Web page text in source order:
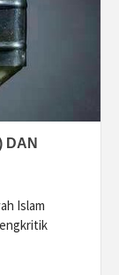
DAN
Islam